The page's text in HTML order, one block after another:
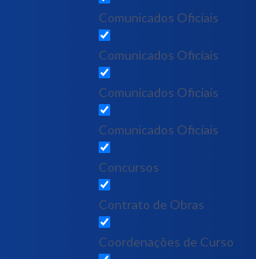
Comunicados Oficiais
Comunicados Oficiais
Comunicados Oficiais
Comunicados Oficiais
Concursos
Contrato de Obras
Coordenações de Curso